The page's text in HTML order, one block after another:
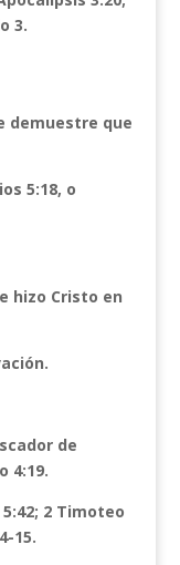
3.
demuestre que
5:18, o
hizo Cristo en
de
4:19.
2 Timoteo
15.